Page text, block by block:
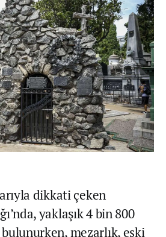
dikkati çeken
yaklaşık 4 bin 800
mezarlık, eski